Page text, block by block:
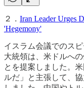
２． Iran Leader Urges
'Hegemony'
イスラム会議でのス
大統領は、米ドルへ
とを提案しました。
ルだ」と主張して、